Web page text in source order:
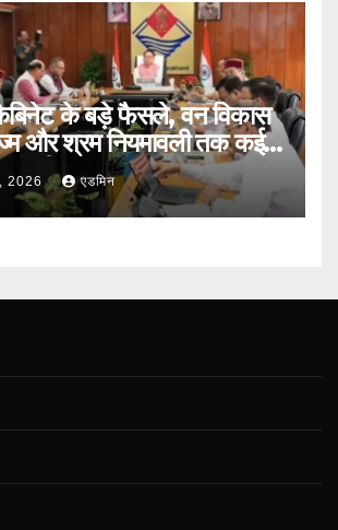
के बड़े फैसले, वन विकास
और श्रम नियमावली तक कई
मंजूरी
2026 एडमिन